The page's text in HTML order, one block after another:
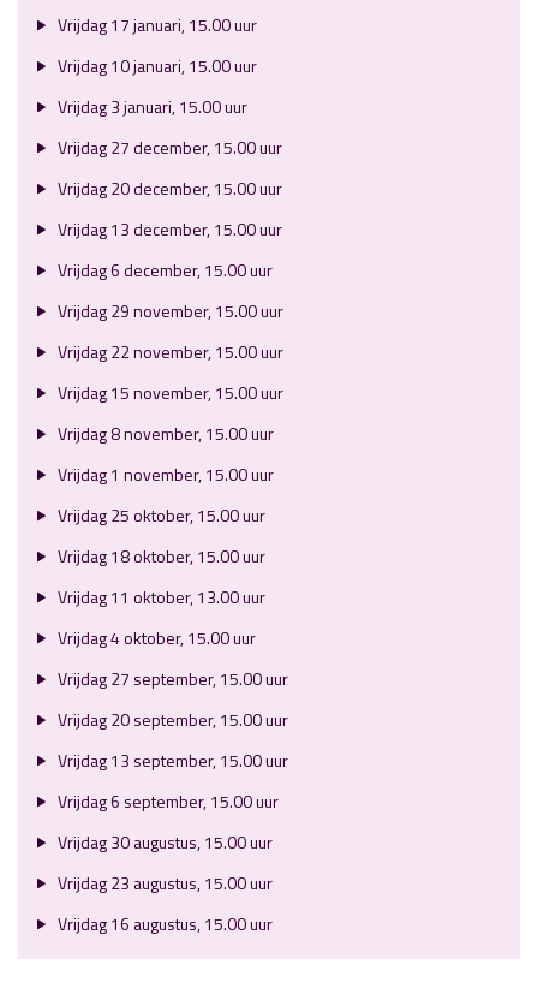
Vrijdag 17 januari, 15.00 uur
Vrijdag 10 januari, 15.00 uur
Vrijdag 3 januari, 15.00 uur
Vrijdag 27 december, 15.00 uur
Vrijdag 20 december, 15.00 uur
Vrijdag 13 december, 15.00 uur
Vrijdag 6 december, 15.00 uur
Vrijdag 29 november, 15.00 uur
Vrijdag 22 november, 15.00 uur
Vrijdag 15 november, 15.00 uur
Vrijdag 8 november, 15.00 uur
Vrijdag 1 november, 15.00 uur
Vrijdag 25 oktober, 15.00 uur
Vrijdag 18 oktober, 15.00 uur
Vrijdag 11 oktober, 13.00 uur
Vrijdag 4 oktober, 15.00 uur
Vrijdag 27 september, 15.00 uur
Vrijdag 20 september, 15.00 uur
Vrijdag 13 september, 15.00 uur
Vrijdag 6 september, 15.00 uur
Vrijdag 30 augustus, 15.00 uur
Vrijdag 23 augustus, 15.00 uur
Vrijdag 16 augustus, 15.00 uur